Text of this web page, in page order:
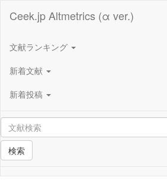
Ceek.jp Altmetrics (α ver.)
文献ランキング
新着文献
新着投稿
検索